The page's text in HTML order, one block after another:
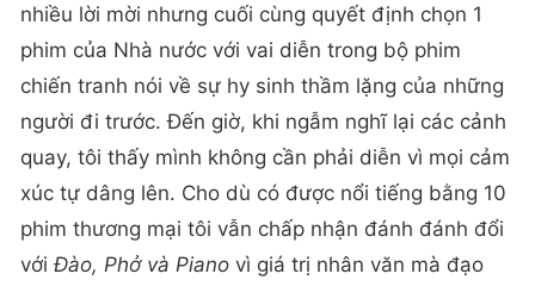
nhiều lời mời nhưng cuối cùng quyết định chọn 1
phim của Nhà nước với vai diễn trong bộ phim
chiến tranh nói về sự hy sinh thầm lặng của những
người đi trước. Đến giờ, khi ngẫm nghĩ lại các cảnh
quay, tôi thấy mình không cần phải diễn vì mọi cảm
xúc tự dâng lên. Cho dù có được nổi tiếng bằng 10
phim thương mại tôi vẫn chấp nhận đánh đánh đổi
với Đào, Phở và Piano vì giá trị nhân văn mà đạo